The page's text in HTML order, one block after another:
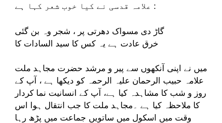
علامہ قدسی نے کیا خوب شعر کہا ہے :
گاڑ دی مسواک دھرتی پر ، شجر وہ بن گئی
خرق عادت ہے یہ کس کا سید السادات کا
میں نے اپنی آنکھوں سے پیر و مرشد حضرت مجاہد ملت
علامہ حبیب الرحمان علیہ الرحمہ کو دیکھا ہے ، آپ کے
روز و شب کا مشاہدہ کیا ہے، آپ کے انسانیت نما کردار
کا ملاحظہ کیا ہے ۔مجاہد ملت کا جب انتقال ہوا اس
وقت میں اسکول میں ساتویں جماعت میں پڑھ رہا